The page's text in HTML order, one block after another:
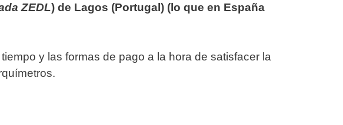
ZEDL) de Lagos (Portugal) (lo que en España
y las formas de pago a la hora de satisfacer la